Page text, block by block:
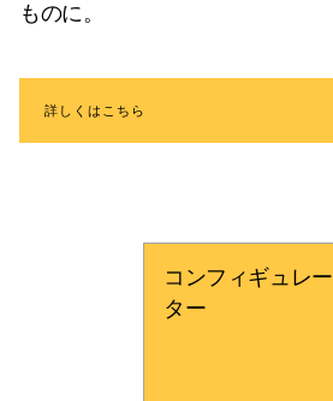
ものに。
詳しくはこちら
コンフィギュレー
ター